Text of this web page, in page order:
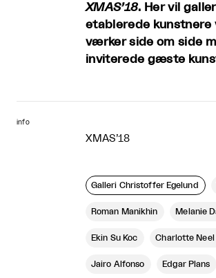
XMAS’18. Her vil
etablerede kunstnere
værker side om side
inviterede gæste
info
XMAS’18
Galleri Christoffer Egelund
Roman Manikhin Melanie
Ekin Su Koc Charlotte Neel
Jairo Alfonso Edgar Plans